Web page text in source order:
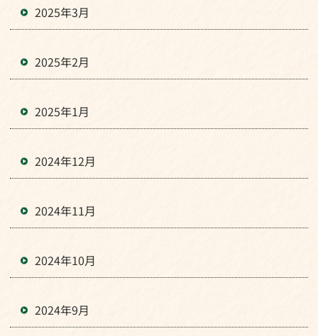
2025年3月
2025年2月
2025年1月
2024年12月
2024年11月
2024年10月
2024年9月